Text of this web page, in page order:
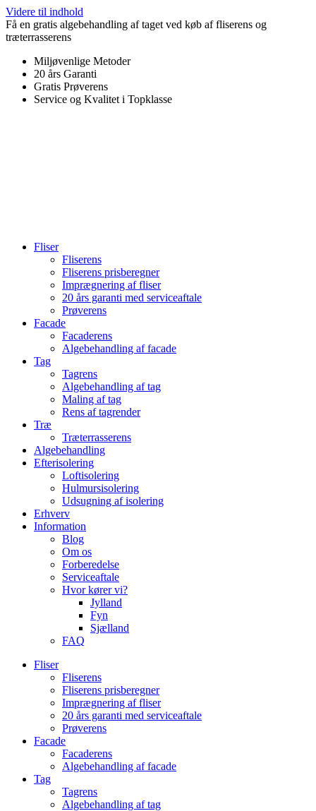
Videre til indhold
Få en gratis algebehandling af taget ved køb af fliserens og
træterrasserens
Miljøvenlige Metoder
20 års Garanti
Gratis Prøverens
Service og Kvalitet i Topklasse
Fliser
Fliserens
Fliserens prisberegner
Imprægnering af fliser
20 års garanti med serviceaftale
Prøverens
Facade
Facaderens
Algebehandling af facade
Tag
Tagrens
Algebehandling af tag
Maling af tag
Rens af tagrender
Træ
Træterrasserens
Algebehandling
Efterisolering
Loftisolering
Hulmursisolering
Udsugning af isolering
Erhverv
Information
Blog
Om os
Forberedelse
Serviceaftale
Hvor kører vi?
Jylland
Fyn
Sjælland
FAQ
Fliser
Fliserens
Fliserens prisberegner
Imprægnering af fliser
20 års garanti med serviceaftale
Prøverens
Facade
Facaderens
Algebehandling af facade
Tag
Tagrens
Algebehandling af tag